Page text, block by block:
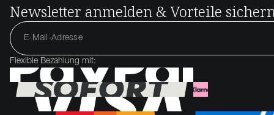
Newsletter anmelden & Vorteile
Flexible Bezahlung mit: